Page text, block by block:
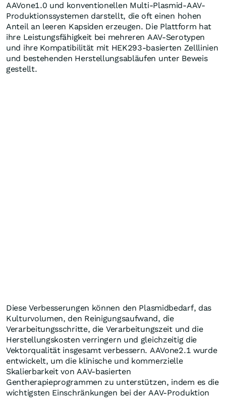
AAVone1.0 und konventionellen Multi-Plasmid-AAV-
Produktionssystemen darstellt, die oft einen hohen
Anteil an leeren Kapsiden erzeugen. Die Plattform hat
ihre Leistungsfähigkeit bei mehreren AAV-Serotypen
und ihre Kompatibilität mit HEK293-basierten Zelllinien
und bestehenden Herstellungsabläufen unter Beweis
gestellt.
Diese Verbesserungen können den Plasmidbedarf, das
Kulturvolumen, den Reinigungsaufwand, die
Verarbeitungsschritte, die Verarbeitungszeit und die
Herstellungskosten verringern und gleichzeitig die
Vektorqualität insgesamt verbessern. AAVone2.1 wurde
entwickelt, um die klinische und kommerzielle
Skalierbarkeit von AAV-basierten
Gentherapieprogrammen zu unterstützen, indem es die
wichtigsten Einschränkungen bei der AAV-Produktion